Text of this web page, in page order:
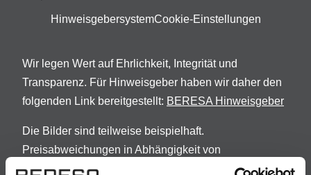
HinweisgebersystemCookie-Einstellungen
Wir legen Wert auf Ehrlichkeit, Integrität und
Transparenz. Für Hinweisgeber haben wir daher den
folgenden Link bereitgestellt: BERESA Hinweisgeber
Die Bilder sind teilweise beispielhaft.
Preisabweichungen in Abhängigkeit von
Fahrzeugmodell und -ausstattung sowie Irrtümer und